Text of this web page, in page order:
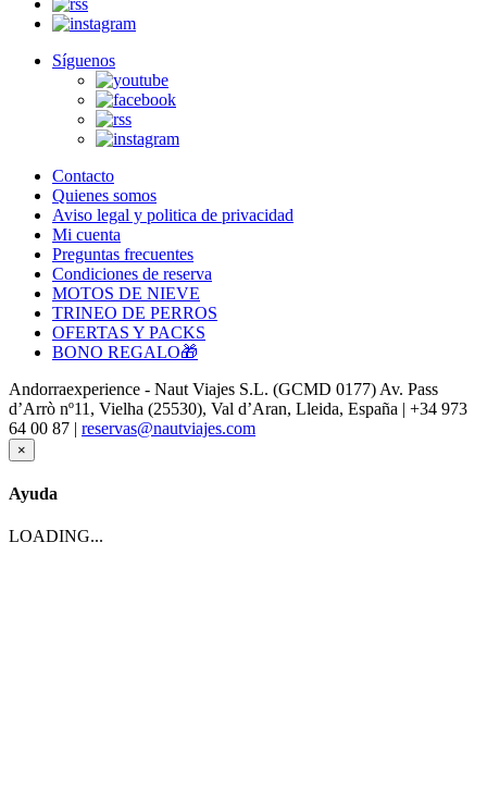
Síguenos
Contacto
Quienes somos
Aviso legal y politica de privacidad
Mi cuenta
Preguntas frecuentes
Condiciones de reserva
MOTOS DE NIEVE
TRINEO DE PERROS
OFERTAS Y PACKS
BONO REGALO🎁
Andorraexperience - Naut Viajes S.L. (GCMD 0177) Av. Pass
d’Arrò nº11, Vielha (25530), Val d’Aran, Lleida, España | +34 973
64 00 87 | reservas@nautviajes.com
×
Ayuda
LOADING...